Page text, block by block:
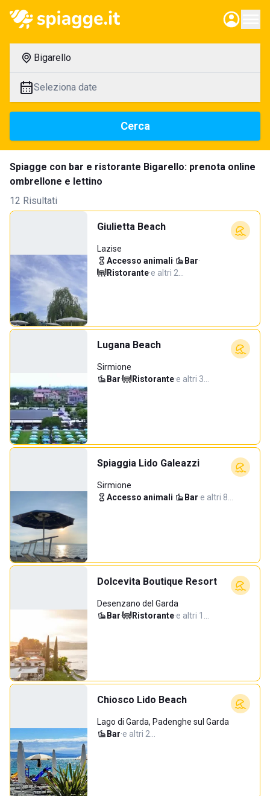
Bigarello
Seleziona date
Cerca
Spiagge con bar e ristorante Bigarello: prenota online
ombrellone e lettino
12 Risultati
Giulietta Beach
Lazise
Accesso animali· Bar·
Ristorante·e altri 2…
Lugana Beach
Sirmione
Bar· Ristorante·e altri 3…
Spiaggia Lido Galeazzi
Sirmione
Accesso animali· Bar·e altri 8…
Dolcevita Boutique Resort
Desenzano del Garda
Bar· Ristorante·e altri 1…
Chiosco Lido Beach
Lago di Garda, Padenghe sul Garda
Bar·e altri 2…